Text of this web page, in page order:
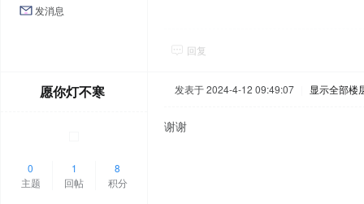
发消息
回复
愿你灯不寒
0
主题
1
回帖
8
积分
发表于 2024-4-12 09:49:07 显示全部楼
谢谢